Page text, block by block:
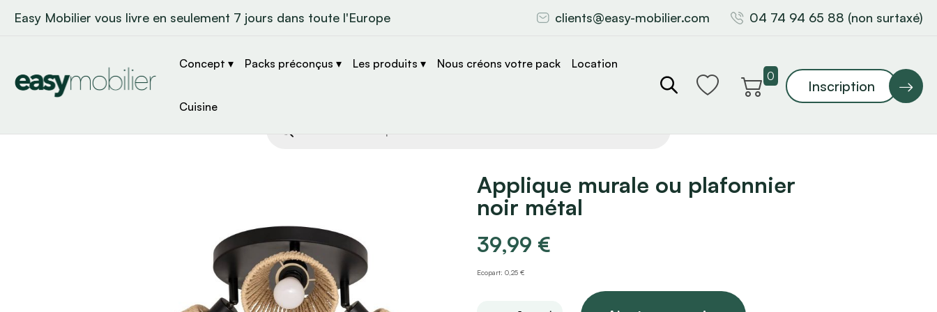
Easy Mobilier vous livre en seulement 7 jours dans toute l'Europe clients@easy-mobilier.com 04 74 94 65 88 (non surtaxé)
0
Inscription
Concept ▾ Packs préconçus ▾ Les produits ▾ Nous créons votre pack Location
Cuisine
de
Applique murale ou plafonnier
noir métal
39,99 €
Ecopart: 0,25 €